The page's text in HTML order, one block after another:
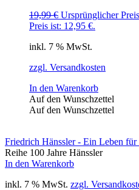
19,99€ Ursprünglicher
Preis ist: 12,95 €.
inkl. 7 % MwSt.
zzgl. Versandkosten
In den Warenkorb
Auf den Wunschzettel
Auf den Wunschzettel
Friedrich Hänssler - Ein Leben für
Reihe 100 Jahre Hänssler
In den Warenkorb
inkl. 7 % MwSt. zzgl.